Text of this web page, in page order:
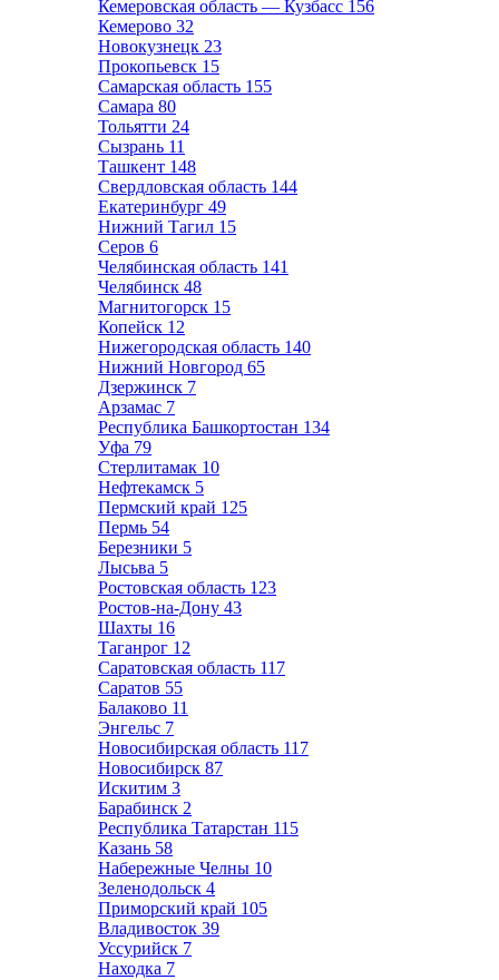
Кемеровская область — Кузбасс 156
Кемерово 32
Новокузнецк 23
Прокопьевск 15
Самарская область 155
Самара 80
Тольятти 24
Сызрань 11
Ташкент 148
Свердловская область 144
Екатеринбург 49
Нижний Тагил 15
Серов 6
Челябинская область 141
Челябинск 48
Магнитогорск 15
Копейск 12
Нижегородская область 140
Нижний Новгород 65
Дзержинск 7
Арзамас 7
Республика Башкортостан 134
Уфа 79
Стерлитамак 10
Нефтекамск 5
Пермский край 125
Пермь 54
Березники 5
Лысьва 5
Ростовская область 123
Ростов-на-Дону 43
Шахты 16
Таганрог 12
Саратовская область 117
Саратов 55
Балаково 11
Энгельс 7
Новосибирская область 117
Новосибирск 87
Искитим 3
Барабинск 2
Республика Татарстан 115
Казань 58
Набережные Челны 10
Зеленодольск 4
Приморский край 105
Владивосток 39
Уссурийск 7
Находка 7